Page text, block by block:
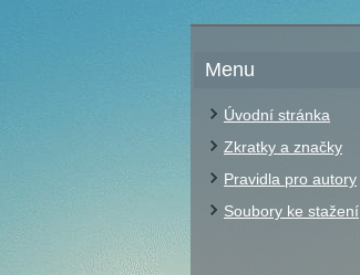
Menu
Úvodní stránka
Zkratky a značky
Pravidla pro autory
Soubory ke stažení